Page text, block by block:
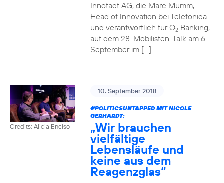
Innofact AG, die Marc Mumm,
Head of Innovation bei Telefonica
und verantwortlich für O2Banking,
auf dem 28. Mobilisten-Talk am 6.
September im […]
Credits: Alicia Enciso
10. September 2018
#POLITICSUNTAPPEDMIT NICOLE
GERHARDT:
„Wir brauchen
vielfältige
Lebensläufe und
keine aus dem
Reagenzglas“